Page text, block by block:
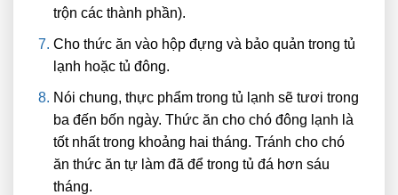
trộn các thành phần).
Cho thức ăn vào hộp đựng và bảo quản trong tủ
lạnh hoặc tủ đông.
Nói chung, thực phẩm trong tủ lạnh sẽ tươi trong
ba đến bốn ngày. Thức ăn cho chó đông lạnh là
tốt nhất trong khoảng hai tháng. Tránh cho chó
ăn thức ăn tự làm đã để trong tủ đá hơn sáu
tháng.